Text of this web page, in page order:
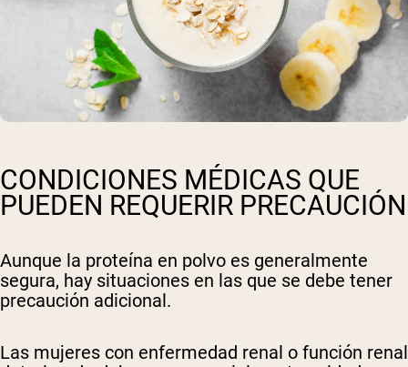
CONDICIONES MÉDICAS QUE
PUEDEN REQUERIR PRECAUCIÓN
Aunque la proteína en polvo es generalmente
segura, hay situaciones en las que se debe tener
precaución adicional.
Las mujeres con enfermedad renal o función renal